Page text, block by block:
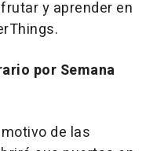
y aprender en
por Semana
de las